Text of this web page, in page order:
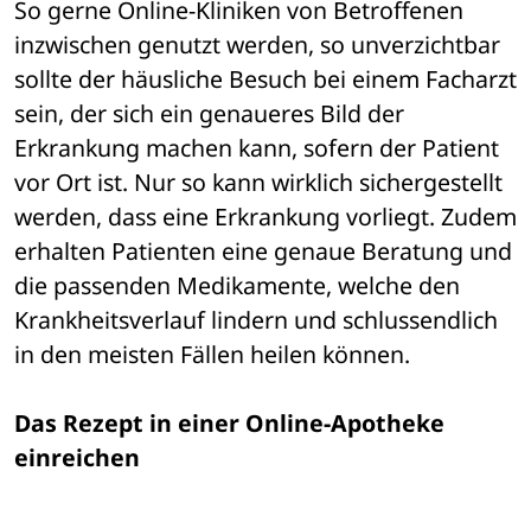
So gerne Online-Kliniken von Betroffenen
inzwischen genutzt werden, so unverzichtbar
sollte der häusliche Besuch bei einem Facharzt
sein, der sich ein genaueres Bild der
Erkrankung machen kann, sofern der Patient
vor Ort ist. Nur so kann wirklich sichergestellt
werden, dass eine Erkrankung vorliegt. Zudem
erhalten Patienten eine genaue Beratung und
die passenden Medikamente, welche den
Krankheitsverlauf lindern und schlussendlich
in den meisten Fällen heilen können.
Das Rezept in einer Online-Apotheke
einreichen